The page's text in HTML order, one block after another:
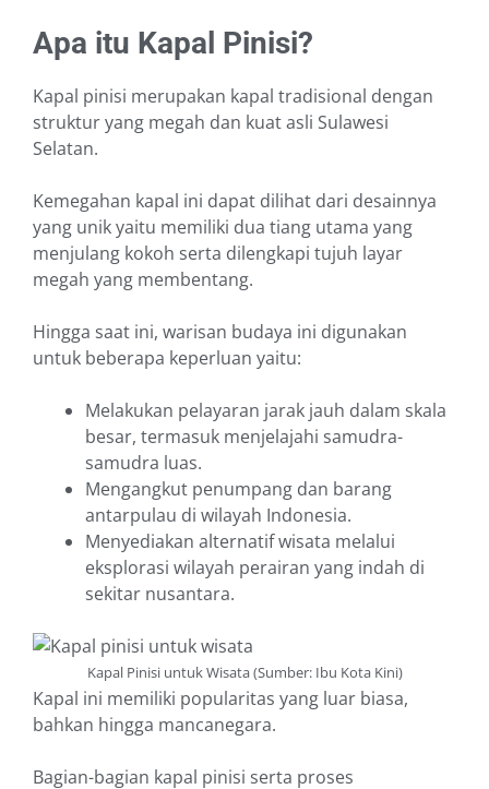
Apa itu Kapal Pinisi?
Kapal pinisi merupakan kapal tradisional dengan
struktur yang megah dan kuat asli Sulawesi
Selatan.
Kemegahan kapal ini dapat dilihat dari desainnya
yang unik yaitu memiliki dua tiang utama yang
menjulang kokoh serta dilengkapi tujuh layar
megah yang membentang.
Hingga saat ini, warisan budaya ini digunakan
untuk beberapa keperluan yaitu:
Melakukan pelayaran jarak jauh dalam skala
besar, termasuk menjelajahi samudra-
samudra luas.
Mengangkut penumpang dan barang
antarpulau di wilayah Indonesia.
Menyediakan alternatif wisata melalui
eksplorasi wilayah perairan yang indah di
sekitar nusantara.
Kapal Pinisi untuk Wisata (Sumber: Ibu Kota Kini)
Kapal ini memiliki popularitas yang luar biasa,
bahkan hingga mancanegara.
Bagian-bagian kapal pinisi serta proses